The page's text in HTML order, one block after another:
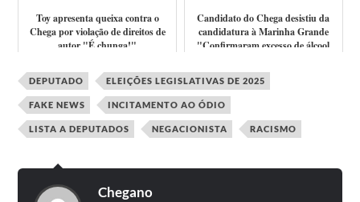
Toy apresenta queixa contra o
Chega por violação de direitos de
autor "É chunga!"
Candidato do Chega desistiu da
candidatura à Marinha Grande
"Confirmaram excesso de álcool
DEPUTADO ELEIÇÕES LEGISLATIVAS DE 2025
FAKE NEWS INCITAMENTO AO ÓDIO
LISTA A DEPUTADOS NEGACIONISTA RACISMO
Chegano